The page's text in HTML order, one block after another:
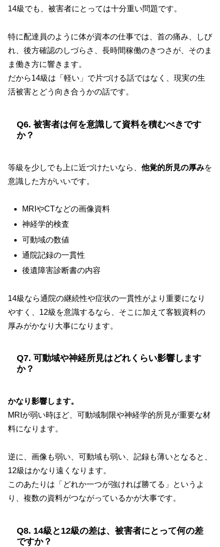
14級でも、被害者にとっては十分重い問題です。
特に配達員のように体が資本の仕事では、首の痛み、しび
れ、後方確認のしづらさ、長時間稼働のきつさが、そのま
ま働き方に響きます。
だから14級は「軽い」で片づける話ではなく、現実の生
活被害とどう向き合うかの話です。
Q6. 被害者は何を意識して資料を積むべきです
か？
等級を少しでも上に近づけたいなら、 他覚的所見の厚みを
意識した方がいいです。
MRIやCTなどの画像資料
神経学的検査
可動域の数値
通院記録の一貫性
後遺障害診断書の内容
14級なら通院の継続性や症状の一貫性がより重要になり
やすく、12級を意識するなら、そこに加えて客観資料の
厚みがかなり大事になります。
Q7. 可動域や神経所見はどれくらい影響します
か？
かなり影響します。
MRIが弱い時ほど、可動域制限や神経学的所見が重要な材
料になります。
逆に、画像も弱い、可動域も弱い、記録も薄いとなると、
12級はかなり遠くなります。
このあたりは「どれか一つが強ければ勝てる」というよ
り、複数の資料がつながっているかが大事です。
Q8. 14級と12級の差は、被害者にとって何の差
ですか？